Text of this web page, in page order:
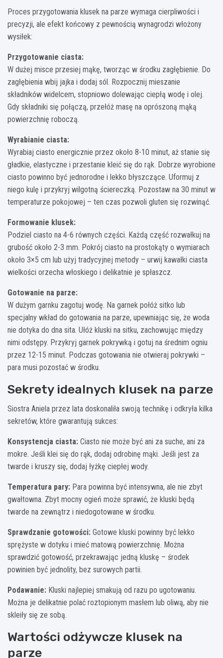
Proces przygotowania klusek na parze wymaga cierpliwości i
precyzji, ale efekt końcowy z pewnością wynagrodzi włożony
wysiłek:
Przygotowanie ciasta:
W dużej misce przesiej mąkę, tworząc w środku zagłębienie. Do
zagłębienia wbij jajka i dodaj sól. Rozpocznij mieszanie
składników widelcem, stopniowo dolewając ciepłą wodę i olej.
Gdy składniki się połączą, przełóż masę na oprószoną mąką
powierzchnię roboczą.
Wyrabianie ciasta:
Wyrabiaj ciasto energicznie przez około 8-10 minut, aż stanie się
gładkie, elastyczne i przestanie kleić się do rąk. Dobrze wyrobione
ciasto powinno być jednorodne i lekko błyszczące. Uformuj z
niego kulę i przykryj wilgotną ściereczką. Pozostaw na 30 minut w
temperaturze pokojowej – ten czas pozwoli gluten się rozwinąć.
Formowanie klusek:
Podziel ciasto na 4-6 równych części. Każdą część rozwałkuj na
grubość około 2-3 mm. Pokrój ciasto na prostokąty o wymiarach
około 3×5 cm lub użyj tradycyjnej metody – urwij kawałki ciasta
wielkości orzecha włoskiego i delikatnie je spłaszcz.
Gotowanie na parze:
W dużym garnku zagotuj wodę. Na garnek połóż sitko lub
specjalny wkład do gotowania na parze, upewniając się, że woda
nie dotyka do dna sita. Ułóż kluski na sitku, zachowując między
nimi odstępy. Przykryj garnek pokrywką i gotuj na średnim ogniu
przez 12-15 minut. Podczas gotowania nie otwieraj pokrywki –
para musi pozostać w środku.
Sekrety idealnych klusek na parze
Siostra Aniela przez lata doskonaliła swoją technikę i odkryła kilka
sekretów, które gwarantują sukces:
Konsystencja ciasta: Ciasto nie może być ani za suche, ani za
mokre. Jeśli klei się do rąk, dodaj odrobinę mąki. Jeśli jest za
twarde i kruszy się, dodaj łyżkę ciepłej wody.
Temperatura pary: Para powinna być intensywna, ale nie zbyt
gwałtowna. Zbyt mocny ogień może sprawić, że kluski będą
twarde na zewnątrz i niedogotowane w środku.
Sprawdzanie gotowości: Gotowe kluski powinny być lekko
sprężyste w dotyku i mieć matową powierzchnię. Można
sprawdzić gotowość, przekrawając jedną kluskę – środek
powinien być jednolity, bez surowych partii.
Podawanie: Kluski najlepiej smakują od razu po ugotowaniu.
Można je delikatnie polać roztopionym masłem lub oliwą, aby nie
skleiły się ze sobą.
Wartości odżywcze klusek na
parze